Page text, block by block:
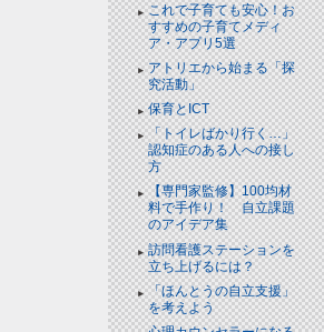
これで子育ても安心！お
すすめの子育てメディ
ア・アプリ5選
アトリエから始まる「探
究活動」
保育とICT
「トイレばかり行く…」
認知症のある人への接し
方
【専門家監修】100均材
料で手作り！ 自立課題
のアイデア集
訪問看護ステーションを
立ち上げるには？
「ほんとうの自立支援」
を考えよう